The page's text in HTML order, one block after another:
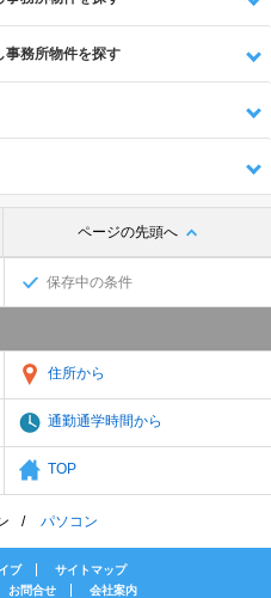
事務所物件を探す
ページの先頭へ
保存中の条件
住所から
通勤通学時間から
TOP
パソコン
ブ
サイトマップ
お問合せ 会社案内